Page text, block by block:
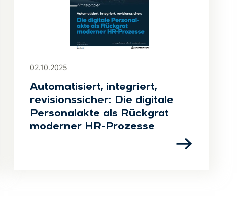
02.10.2025
Automatisiert, integriert,
revisionssicher: Die digitale
Personalakte als Rückgrat
moderner HR-Prozesse